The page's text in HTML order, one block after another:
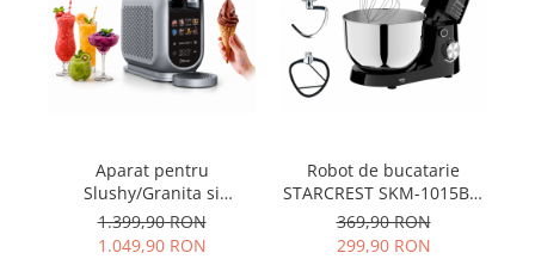
Aparat pentru
Slushy/Granita si
Inghetata STARCREST
IceMix SSI-2518PRO, 2.5L,
1.399,90 RON
1.049,90 RON
Robot de bucatarie
STARCREST SKM-1015BK,
1500 W, Bol 4.5 L Inox, 5
Accesorii, 10 Viteze +
369,90 RON
299,90 RON